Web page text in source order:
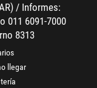
/ Informes:
011 6091-7000
8313
llegar